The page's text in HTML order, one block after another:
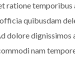
ratione temporibus
quibusdam
dolore dignissimos
nam